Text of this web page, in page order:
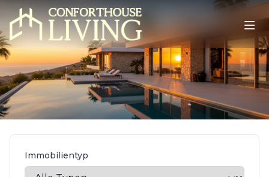
Immobilientyp